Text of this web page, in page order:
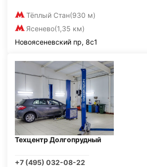
Тёплый Стан(930 м)
Ясенево(1,35 км)
Новоясеневский пр, 8с1
Техцентр Долгопрудный
+7 (495) 032-08-22